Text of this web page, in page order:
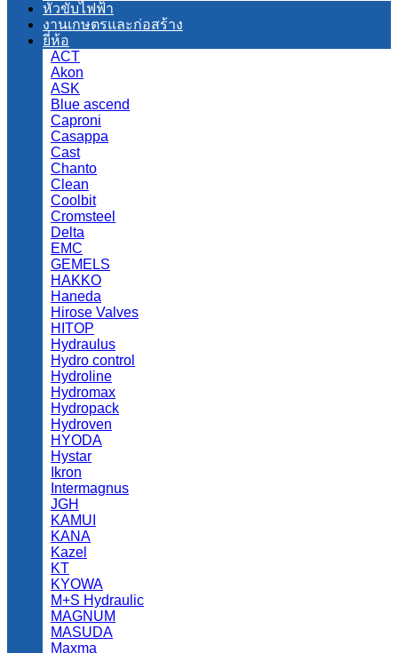
หัวขับไฟฟ้า
งานเกษตรและก่อสร้าง
ยี่ห้อ
ACT
Akon
ASK
Blue ascend
Caproni
Casappa
Cast
Chanto
Clean
Coolbit
Cromsteel
Delta
EMC
GEMELS
HAKKO
Haneda
Hirose Valves
HITOP
Hydraulus
Hydro control
Hydroline
Hydromax
Hydropack
Hydroven
HYODA
Hystar
Ikron
Intermagnus
JGH
KAMUI
KANA
Kazel
KT
KYOWA
M+S Hydraulic
MAGNUM
MASUDA
Maxma